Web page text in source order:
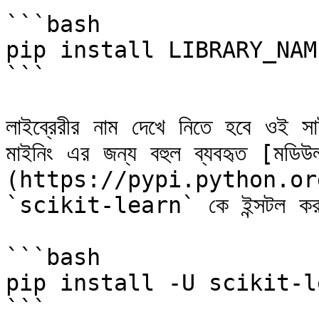
```bash
pip install
```
লাইব্রেরীর নাম দেখে নিতে হবে ওই
মাইনিং এর জন্য বহুল ব্যবহৃত
(https://
`scikit-learn` কে ইন্সটল করা
```bash
pip install -U scikit-
```